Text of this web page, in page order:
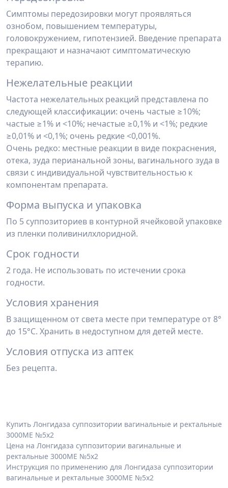
Симптомы передозировки могут проявляться
ознобом, повышением температуры,
головокружением, гипотензией. Введение препарата
прекращают и назначают симптома­тическую
терапию.
Нежелательные реакции
Частота нежелательных реакций представлена по
следующей классификации: очень частые ≥10%;
частые ≥1% и <10%; нечастые ≥0,1% и <1%; редкие
≥0,01% и <0,1%; очень редкие <0,001%.
Очень редко: местные реакции в виде покраснения,
отека, зуда перианальной зоны, вагинального зуда в
связи с индивидуальной чувствительностью к
компонентам препара­та.
Форма выпуска и упаковка
По 5 суппозиториев в контурной ячейковой упаковке
из пленки поливинилхлоридной.
Срок годности
2 года. Не использовать по истечении срока
годности.
Условия хранения
В защищенном от света месте при температуре от 8°
до 15°С. Хранить в недоступном для детей месте.
Условия отпуска из аптек
Без рецепта.
Купить Лонгидаза суппозитории вагинальные и ректальные
3000МЕ №5х2
Цена на Лонгидаза суппозитории вагинальные и
ректальные 3000МЕ №5х2
Инструкция по применению для Лонгидаза суппозитории
вагинальные и ректальные 3000МЕ №5х2